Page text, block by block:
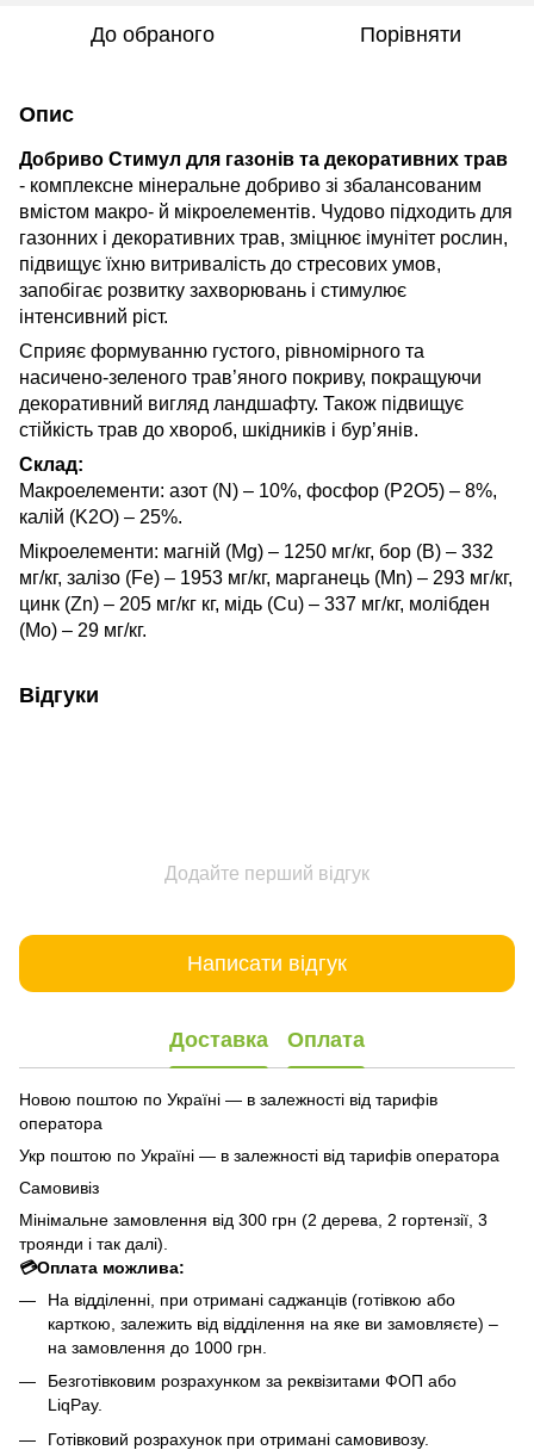
До обраного Порівняти
Опис
Добриво Стимул для газонів та декоративних трав
- комплексне мінеральне добриво зі збалансованим
вмістом макро- й мікроелементів. Чудово підходить для
газонних і декоративних трав, зміцнює імунітет рослин,
підвищує їхню витривалість до стресових умов,
запобігає розвитку захворювань і стимулює
інтенсивний ріст.
Сприяє формуванню густого, рівномірного та
насичено-зеленого трав’яного покриву, покращуючи
декоративний вигляд ландшафту. Також підвищує
стійкість трав до хвороб, шкідників і бур’янів.
Склад:
Макроелементи: азот (N) – 10%, фосфор (P2О5) – 8%,
калій (K2О) – 25%.
Мікроелементи: магній (Mg) – 1250 мг/кг, бор (В) – 332
мг/кг, залізо (Fe) – 1953 мг/кг, марганець (Мn) – 293 мг/кг,
цинк (Zn) – 205 мг/кг кг, мідь (Cu) – 337 мг/кг, молібден
(Мо) – 29 мг/кг.
Відгуки
Додайте перший відгук
Написати відгук
Доставка Оплата
Новою поштою по Україні — в залежності від тарифів
оператора
Укр поштою по Україні — в залежності від тарифів оператора
Самовивіз
Мінімальне замовлення від 300 грн (2 дерева, 2 гортензії, 3
троянди і так далі).
💳Оплата можлива:
На відділенні, при отримані саджанців (готівкою або
карткою, залежить від відділення на яке ви замовляєте) –
на замовлення до 1000 грн.
Безготівковим розрахунком за реквізитами ФОП або
LiqPay.
Готівковий розрахунок при отримані самовивозу.